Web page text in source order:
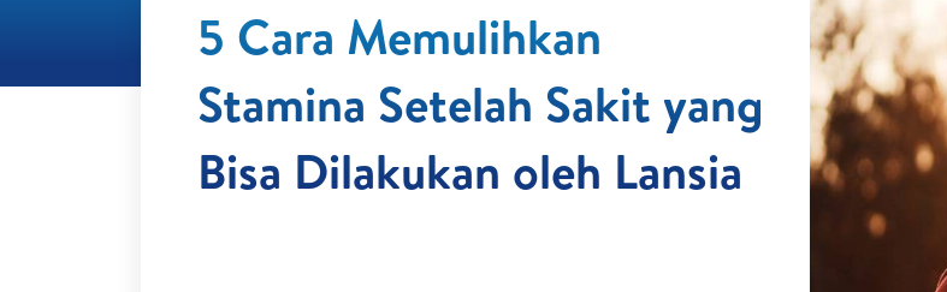
5 Cara Memulihkan
Stamina Setelah Sakit yang
Bisa Dilakukan oleh Lansia